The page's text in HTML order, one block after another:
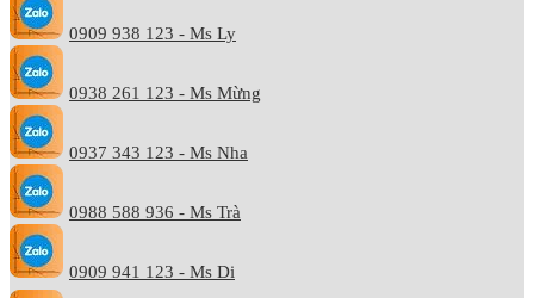
0909 938 123 - Ms Ly
0938 261 123 - Ms Mừng
0937 343 123 - Ms Nha
0988 588 936 - Ms Trà
0909 941 123 - Ms Di